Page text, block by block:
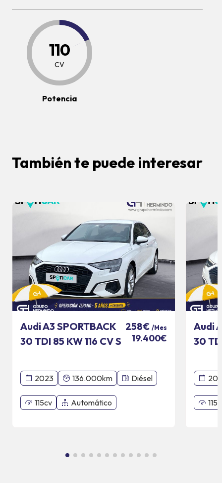
110
CV
Potencia
También te puede interesar
Audi A3 SPORTBACK
30 TDI 85 KW 116 CV S
258€ /Mes
19.400€
2023 136.000km Diésel
115cv Automático
Audi
30